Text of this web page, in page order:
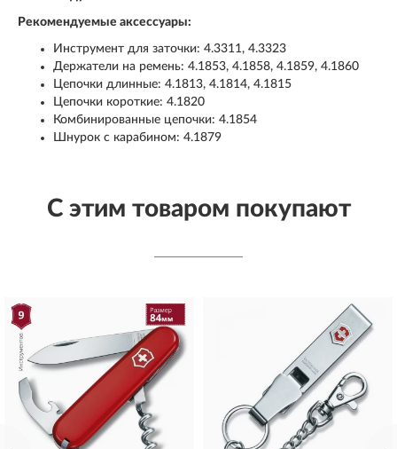
Рекомендуемые аксессуары:
Инструмент для заточки: 4.3311, 4.3323
Держатели на ремень: 4.1853, 4.1858, 4.1859, 4.1860
Цепочки длинные: 4.1813, 4.1814, 4.1815
Цепочки короткие: 4.1820
Комбинированные цепочки: 4.1854
Шнурок с карабином: 4.1879
С этим товаром покупают